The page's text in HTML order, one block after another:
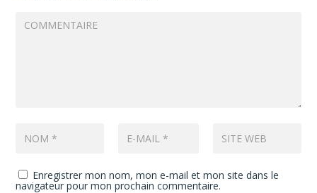
Enregistrer mon nom, mon e-mail et mon site dans le
navigateur pour mon prochain commentaire.